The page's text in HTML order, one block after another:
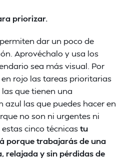
priorizar.
dar un poco de
Aprovéchalo y usa los
sea más visual. Por
rojo las tareas prioritarias
que tienen una
las que puedes hacer en
no son ni urgentes ni
cinco técnicastu
porque trabajarás de una
relajada y sin pérdidas de